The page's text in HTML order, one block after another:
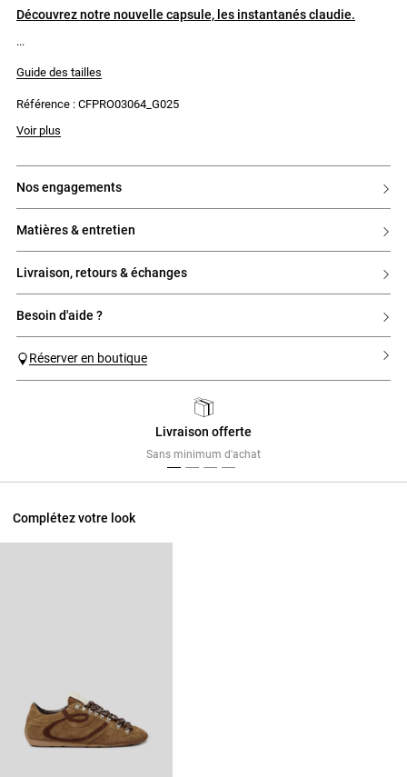
découvrez notre nouvelle capsule, les instantanés claudie.
Guide des tailles
Référence : CFPRO03064_G025
Le mannequin mesure 1m75 et porte une taille T36
Voir plus
nos engagements
matières & entretien
livraison, retours & échanges
besoin d'aide ?
Réserver en boutique
Livraison offerte
Sans minimum d'achat
Complétez votre look